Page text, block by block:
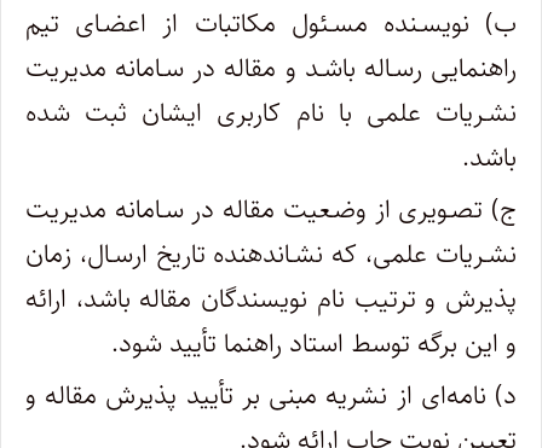
ب) نویسـنده مسـئول مکاتبات از اعضـای تیم
راهنمایی رسـاله باشـد و مقاله در سـامانه مدیریت
نشـریات علمی با نام کاربری ایشان ثبت شده
باشد.
ج) تصـویری از وضـعیت مقاله در سـامانه مدیریت
نشـریات علمی، که نشـاندهنده تاریخ ارسـال، زمان
پذیرش و ترتیب نام نویسندگان مقاله باشد، ارائه
و این برگه توسط استاد راهنما تأیید شود.
د) نامه‌ای از نشریه مبنی بر تأیید پذیرش مقاله و